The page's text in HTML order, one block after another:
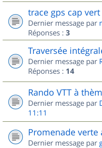
trace gps cap vert
Dernier message par
Réponses : 3
Traversée
Dernier message par
Réponses : 14
Rando VTT à
Dernier message par
11:11
Promenade verte
Dernier message par